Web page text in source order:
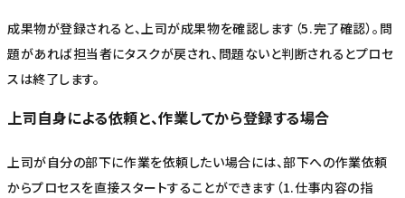
成果物が登録されると、上司が成果物を確認します（5.完了確認）。問
題があれば担当者にタスクが戻され、問題ないと判断されるとプロセ
スは終了します。
上司自身による依頼と、作業してから登録する場合
上司が自分の部下に作業を依頼したい場合には、部下への作業依頼
からプロセスを直接スタートすることができます（1.仕事内容の指